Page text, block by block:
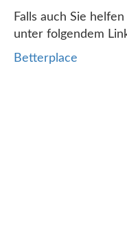
Falls auch Sie
unter folgendem
Betterplace